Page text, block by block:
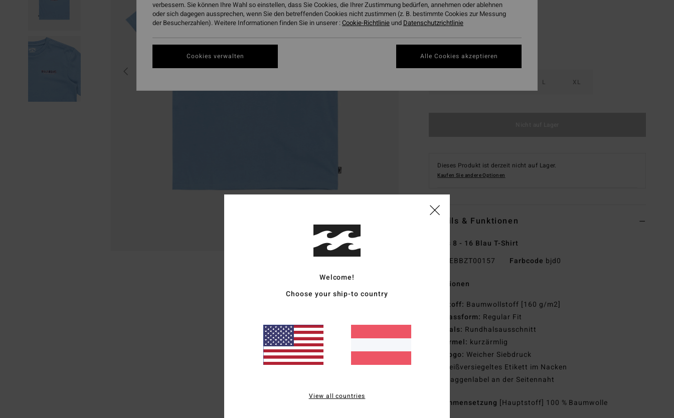
L XL
Dieses Produkt ist derzeit nicht auf Lager.
Kaufen Sie andere Optionen
Details & Funktionen
Jungs 8 - 16 Blau T-Shirt
EBBZT00157 Farbcode bjd0
Funktionen
Stoff: Baumwollstoff [160 g/m2]
Passform: Regular Fit
Hals: Rundhalsausschnitt
Ärmel: kurzärmlig
Logo: Weicher Siebdruck
Heißversiegeltes Etikett im Nacken
Flaggenlabel an der Seitennaht
Zusammensetzung [Hauptstoff] 100 % Baumwolle
Welcome!
Choose your ship-to country
View all countries
verbessern. Sie können Ihre Wahl so einstellen, dass Sie Cookies, die Ihrer Zustimmung bedürfen, annehmen oder ablehnen
oder sich dagegen aussprechen, wenn Sie den betreffenden Cookies nicht zustimmen (z. B. bestimmte Cookies zur Messung
der Besucherzahlen). Weitere Informationen finden Sie in unserer :Cookie-Richtlinie und Datenschutzrichtlinie
Cookies verwalten Alle Cookies akzeptieren